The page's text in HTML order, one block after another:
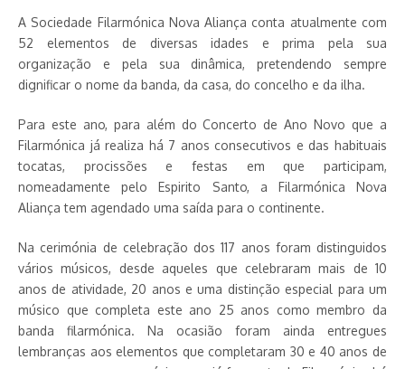
A Sociedade Filarmónica Nova Aliança conta atualmente com
52 elementos de diversas idades e prima pela sua
organização e pela sua dinâmica, pretendendo sempre
dignificar o nome da banda, da casa, do concelho e da ilha.
Para este ano, para além do Concerto de Ano Novo que a
Filarmónica já realiza há 7 anos consecutivos e das habituais
tocatas, procissões e festas em que participam,
nomeadamente pelo Espirito Santo, a Filarmónica Nova
Aliança tem agendado uma saída para o continente.
Na cerimónia de celebração dos 117 anos foram distinguidos
vários músicos, desde aqueles que celebraram mais de 10
anos de atividade, 20 anos e uma distinção especial para um
músico que completa este ano 25 anos como membro da
banda filarmónica. Na ocasião foram ainda entregues
lembranças aos elementos que completaram 30 e 40 anos de